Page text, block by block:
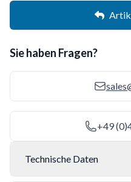
Sie haben Fragen?
+49
Technische Daten